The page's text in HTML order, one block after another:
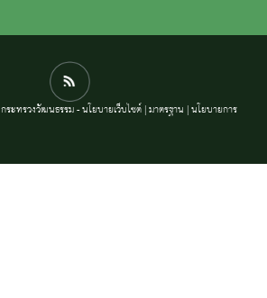
ะทรวงวัฒนธรรม -นโยบายเว็บไซต์|มาตรฐาน |นโยบายการ